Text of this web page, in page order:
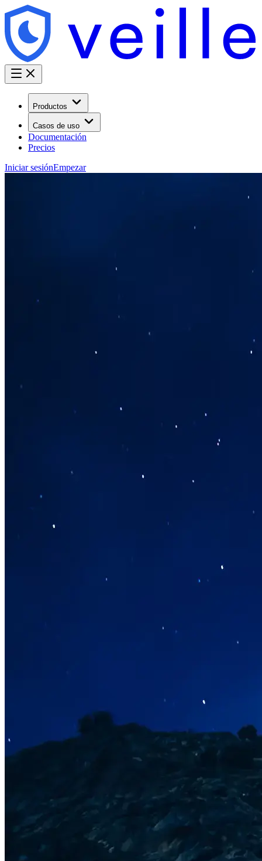
Productos
Casos de uso
Documentación
Precios
Iniciar sesiónEmpezar